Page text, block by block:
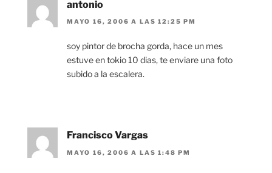
antonio
MAYO 16, 2006 A LAS 12:25 PM
soy pintor de brocha gorda, hace un mes
estuve en tokio 10 dias, te enviare una foto
subido a la escalera.
Francisco Vargas
MAYO 16, 2006 A LAS 1:48 PM